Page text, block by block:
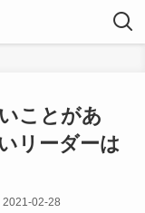
ことがあ
リーダーは
2021-02-28